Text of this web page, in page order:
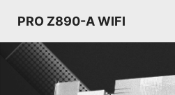
PRO Z890-A WIFI